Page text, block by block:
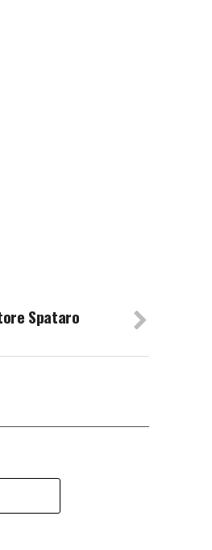
Spataro